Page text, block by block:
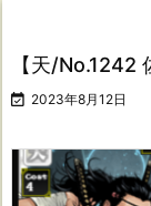
【天/No.1242
 2023年8月12日